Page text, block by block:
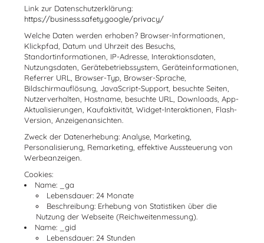
Link zur Datenschutzerklärung:
https://business.safety.google/privacy/
Welche Daten werden erhoben? Browser-Informationen,
Klickpfad, Datum und Uhrzeit des Besuchs,
Standortinformationen, IP-Adresse, Interaktionsdaten,
Nutzungsdaten, Gerätebetriebssystem, Geräteinformationen,
Referrer URL, Browser-Typ, Browser-Sprache,
Bildschirmauflösung, JavaScript-Support, besuchte Seiten,
Nutzerverhalten, Hostname, besuchte URL, Downloads, App-
Aktualisierungen, Kaufaktivität, Widget-Interaktionen, Flash-
Version, Anzeigenansichten.
Zweck der Datenerhebung: Analyse, Marketing,
Personalisierung, Remarketing, effektive Aussteuerung von
Werbeanzeigen.
Cookies:
Name:
_ga
Lebensdauer: 24 Monate
Beschreibung: Erhebung von Statistiken über die
Nutzung der Webseite (Reichweitenmessung).
Name:
_gid
Lebensdauer: 24 Stunden